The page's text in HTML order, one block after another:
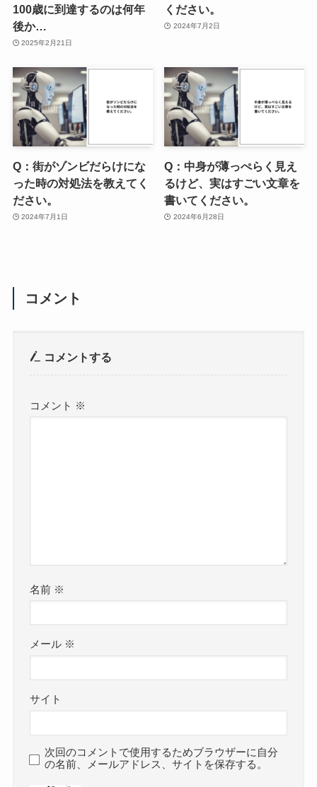
100歳に到達するのは何年
後か…
2025年2月21日
ください。
2024年7月2日
Q：街がゾンビだらけにな
った時の対処法を教えてく
ださい。
2024年7月1日
Q：中身が薄っぺらく見え
るけど、実はすごい文章を
書いてください。
2024年6月28日
コメント
コメントする
コメント ※
名前 ※
メール ※
サイト
次回のコメントで使用するためブラウザーに自分
の名前、メールアドレス、サイトを保存する。